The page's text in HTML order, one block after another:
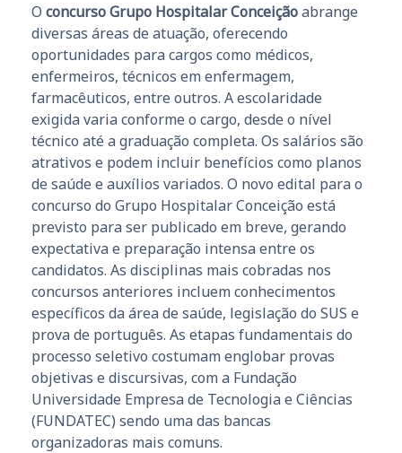
O concurso Grupo Hospitalar Conceiçãoabrange
diversas áreas de atuação, oferecendo
oportunidades para cargos como médicos,
enfermeiros, técnicos em enfermagem,
farmacêuticos, entre outros. A escolaridade
exigida varia conforme o cargo, desde o nível
técnico até a graduação completa. Os salários são
atrativos e podem incluir benefícios como planos
de saúde e auxílios variados. O novo edital para o
concurso do Grupo Hospitalar Conceição está
previsto para ser publicado em breve, gerando
expectativa e preparação intensa entre os
candidatos. As disciplinas mais cobradas nos
concursos anteriores incluem conhecimentos
específicos da área de saúde, legislação do SUS e
prova de português. As etapas fundamentais do
processo seletivo costumam englobar provas
objetivas e discursivas, com a Fundação
Universidade Empresa de Tecnologia e Ciências
(FUNDATEC) sendo uma das bancas
organizadoras mais comuns.